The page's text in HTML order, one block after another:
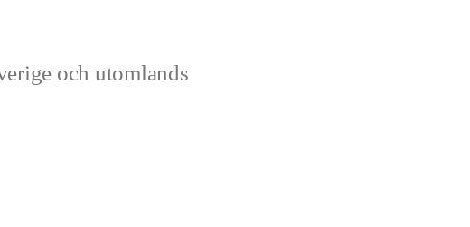
och utomlands